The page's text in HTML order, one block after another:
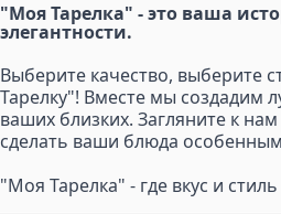
"Моя Тарелка" - это ваша
элегантности.
Выберите качество, выберите
Тарелку"! Вместе мы создадим
ваших близких. Загляните к
сделать ваши блюда
"Моя Тарелка" - где вкус и